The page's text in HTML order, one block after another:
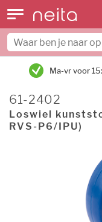
Ma-vr voor
61-2402
Loswiel
RVS-P6/IPU)